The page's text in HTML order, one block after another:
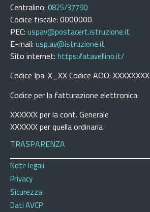
Centralino: 0825/37790
Codice fiscale: 0000000
PEC: uspav@postacert.istruzione.it
E-mail: usp.av@istruzione.it
Sito internet: https://atavellino.it/
Codice Ipa: X_XX Codice AOO: XXXXXXXX
Codice per la fatturazione elettronica:
XXXXXX per la cont. Generale
XXXXXX per quella ordinaria
TRASPARENZA
Note legali
Privacy
Sicurezza
Dati AVCP